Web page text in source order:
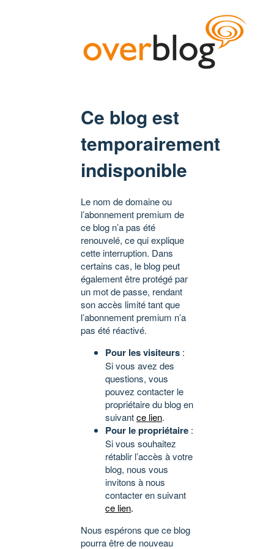
Ce blog est
temporairement
indisponible
Le nom de domaine ou
l’abonnement premium de
ce blog n’a pas été
renouvelé, ce qui explique
cette interruption. Dans
certains cas, le blog peut
également être protégé par
un mot de passe, rendant
son accès limité tant que
l’abonnement premium n’a
pas été réactivé.
Pour les visiteurs :
Si vous avez des
questions, vous
pouvez contacter le
propriétaire du blog en
suivantce lien.
Pour le propriétaire :
Si vous souhaitez
rétablir l’accès à votre
blog, nous vous
invitons à nous
contacter en suivant
ce lien.
Nous espérons que ce blog
pourra être de nouveau